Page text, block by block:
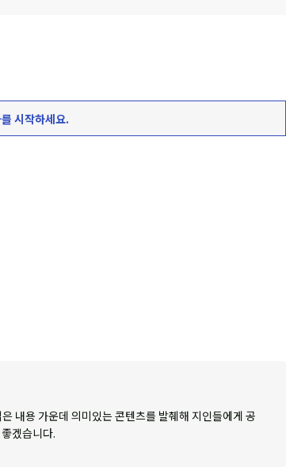
시작하세요.
내용 가운데 의미있는 콘텐츠를 발췌해 지인들에게 공
겠습니다.